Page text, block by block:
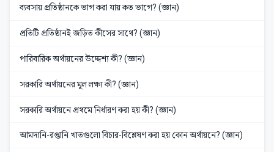
ব্যবসায় প্রতিষ্ঠানকে ভাগ করা যায় কত ভাগে? (জ্ঞান)
প্রতিটি প্রতিষ্ঠানই জড়িত কীসের সাথে? (জ্ঞান)
পারিবারিক অর্থায়নের উদ্দেশ্য কী? (জ্ঞান)
সরকারি অর্থায়নের মূল লক্ষ্য কী? (জ্ঞান)
সরকারি অর্থায়নে প্রথমে নির্ধারণ করা হয় কী? (জ্ঞান)
আমদানি-রপ্তানি খাতগুলো বিচার-বিশ্লেষণ করা হয় কোন অর্থায়নে? (জ্ঞান)